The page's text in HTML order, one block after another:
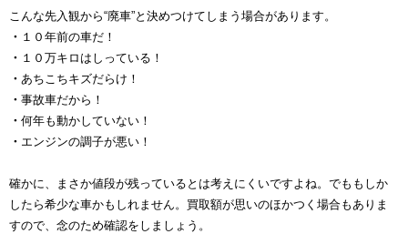
こんな先入観から“廃車”と決めつけてしまう場合があります。
・ １０年前の車だ！
・ １０万キロはしっている！
・ あちこちキズだらけ！
・ 事故車だから！
・ 何年も動かしていない！
・ エンジンの調子が悪い！
確かに、まさか値段が残っているとは考えにくいですよね。でももしか
したら希少な車かもしれません。買取額が思いのほかつく場合もありま
すので、念のため確認をしましょう。